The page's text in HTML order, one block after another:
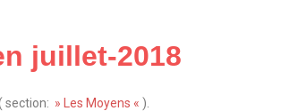
juillet-2018
section: » Les Moyens « ).